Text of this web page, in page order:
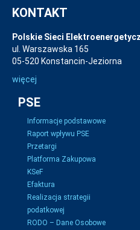
KONTAKT
Polskie Sieci
ul. Warszawska 165
05-520 Konstancin-Jeziorna
więcej
PSE
Informacje podstawowe
Raport wpływu PSE
Przetargi
Platforma Zakupowa
KSeF
Efaktura
Realizacja strategii
podatkowej
RODO – Dane Osobowe